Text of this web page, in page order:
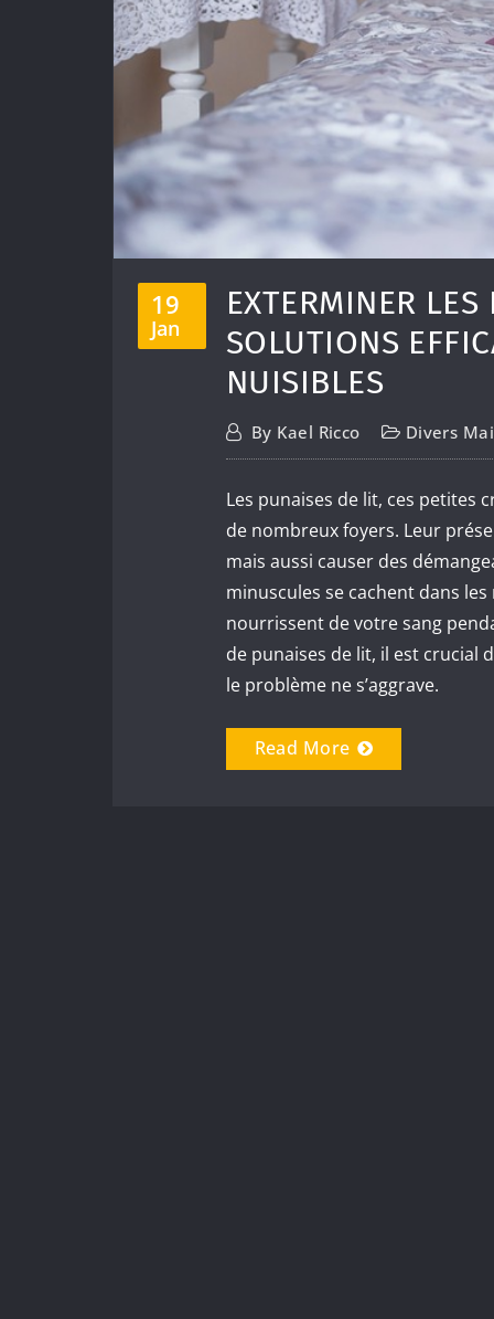
19
Jan
EXTERMINER
SOLUTIONS
NUISIBLES
By Kael Ricco Divers
Les punaises de lit, ces petites
de nombreux foyers. Leur
mais aussi causer des
minuscules se cachent dans
nourrissent de votre sang
de punaises de lit, il est crucial
le problème ne s’aggrave.
Read More